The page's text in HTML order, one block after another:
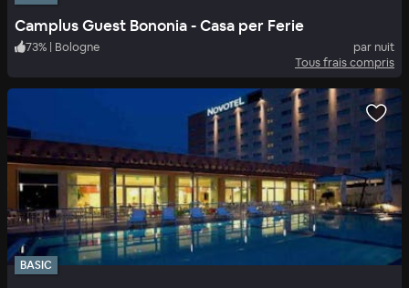
Camplus Guest Bononia - Casa per Ferie
73% | Bologne
par nuit
Tous frais compris
BASIC